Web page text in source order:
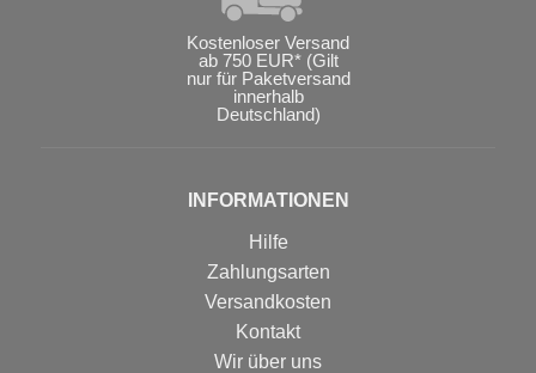
Kostenloser Versand
ab 750 EUR* (Gilt
nur für Paketversand
innerhalb
Deutschland)
INFORMATIONEN
Hilfe
Zahlungsarten
Versandkosten
Kontakt
Wir über uns